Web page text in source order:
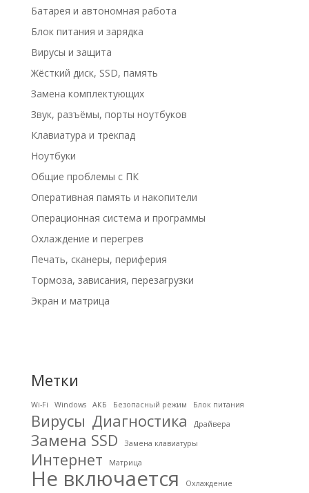
Батарея и автономная работа
Блок питания и зарядка
Вирусы и защита
Жёсткий диск, SSD, память
Замена комплектующих
Звук, разъёмы, порты ноутбуков
Клавиатура и трекпад
Ноутбуки
Общие проблемы с ПК
Оперативная память и накопители
Операционная система и программы
Охлаждение и перегрев
Печать, сканеры, периферия
Тормоза, зависания, перезагрузки
Экран и матрица
Метки
Wi-Fi Windows АКБ Безопасный режим Блок питания
Вирусы Диагностика Драйвера
Замена SSD Замена клавиатуры
Интернет Матрица
Не включается
Охлаждение